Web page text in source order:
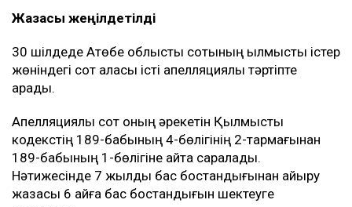
Жазасы жеңілдетілді
30 шілдеде Ақтөбе облыстық сотының қылмыстық істер
жөніндегі сот алқасы істі апелляциялық тәртіпте
қарады.
Апелляциялық сот оның әрекетін Қылмыстық
кодекстің 189-бабының 4-бөлігінің 2-тармағынан
189-бабының 1-бөлігіне қайта саралады.
Нәтижесінде 7 жылдық бас бостандығынан айыру
жазасы 6 айға бас бостандығын шектеуге